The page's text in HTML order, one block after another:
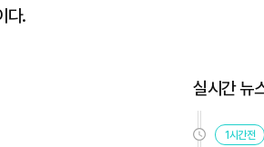
다.
실시간 뉴
1시간전